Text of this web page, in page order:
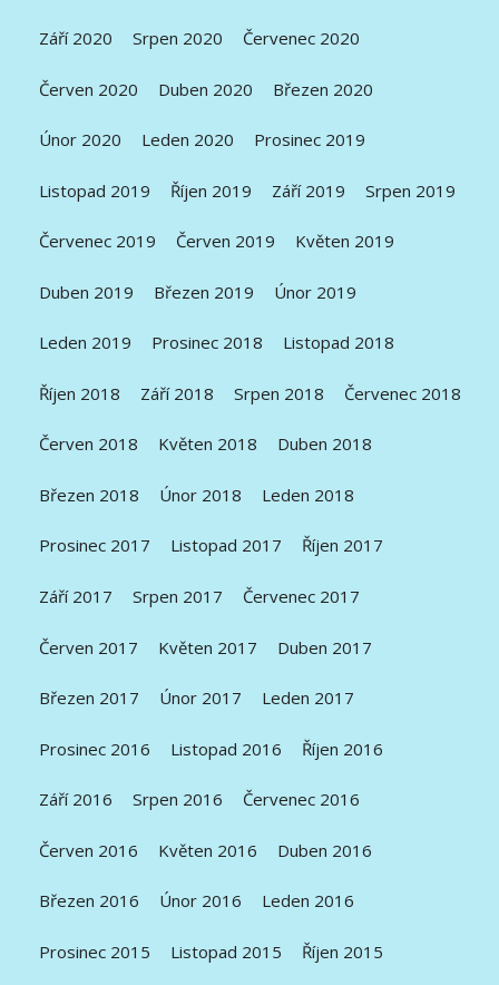
Září 2020 Srpen 2020 Červenec 2020
Červen 2020 Duben 2020 Březen 2020
Únor 2020 Leden 2020 Prosinec 2019
Listopad 2019 Říjen 2019 Září 2019 Srpen 2019
Červenec 2019 Červen 2019 Květen 2019
Duben 2019 Březen 2019 Únor 2019
Leden 2019 Prosinec 2018 Listopad 2018
Říjen 2018 Září 2018 Srpen 2018 Červenec 2018
Červen 2018 Květen 2018 Duben 2018
Březen 2018 Únor 2018 Leden 2018
Prosinec 2017 Listopad 2017 Říjen 2017
Září 2017 Srpen 2017 Červenec 2017
Červen 2017 Květen 2017 Duben 2017
Březen 2017 Únor 2017 Leden 2017
Prosinec 2016 Listopad 2016 Říjen 2016
Září 2016 Srpen 2016 Červenec 2016
Červen 2016 Květen 2016 Duben 2016
Březen 2016 Únor 2016 Leden 2016
Prosinec 2015 Listopad 2015 Říjen 2015